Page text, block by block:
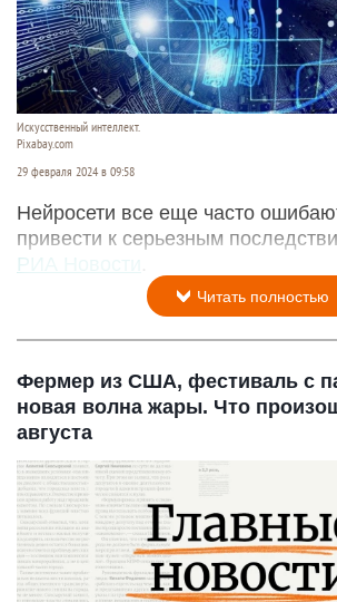
Искусственный интеллект.
Pixabay.com
29 февраля 2024 в 09:58
Нейросети все еще часто
привести к серьезным
РИА Новости
Читать полностью
Фермер из США, фестиваль с
новая волна жары. Что
августа